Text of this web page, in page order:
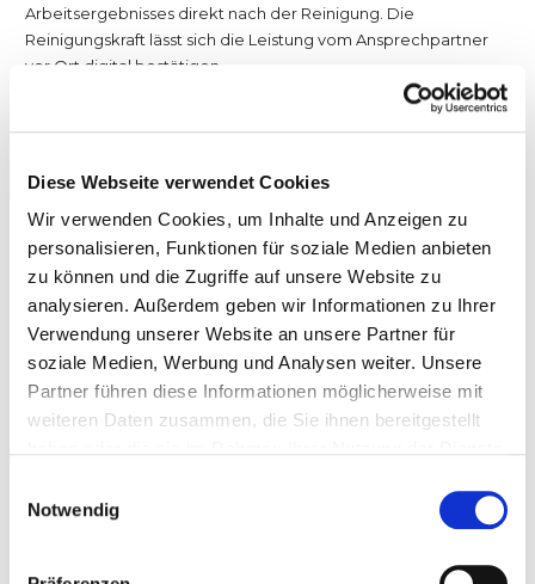
Diese Webseite verwendet Cookies
Wir verwenden Cookies, um Inhalte und Anzeigen zu
personalisieren, Funktionen für soziale Medien anbieten
zu können und die Zugriffe auf unsere Website zu
analysieren. Außerdem geben wir Informationen zu Ihrer
Verwendung unserer Website an unsere Partner für
soziale Medien, Werbung und Analysen weiter. Unsere
Partner führen diese Informationen möglicherweise mit
weiteren Daten zusammen, die Sie ihnen bereitgestellt
Notwendig
Arbeitsergebnisses direkt nach der Reinigung. Die
Reinigungskraft lässt sich die Leistung vom Ansprechpartner
vor Ort digital bestätigen.
So hilft Mendato
lassen die erledigte Arbeitdirekt auf dem Smartphone vom
zufrieden oder ob es Mängel gibt. Zusätzlich bietet Mendato ein
Kundenportal, in dem Kunden mit wenigen Klicks Feedback
geben können.
Inkonsequente Qualitätskontrollen
Qualitätskontrollen werden oft unregelmäßig oder gar nicht
durchgeführt. Wenn du diese Aufgabe dem Subunternehmer